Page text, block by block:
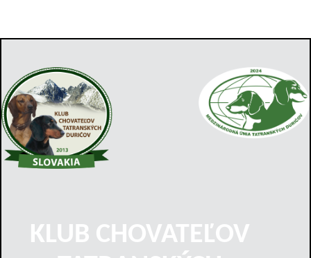
KLUB CHOVATEĽOV